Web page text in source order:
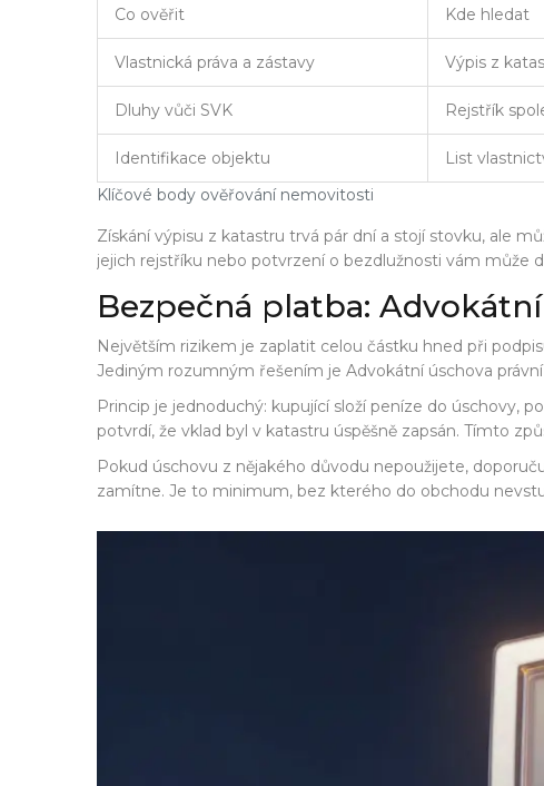
Klíčové body ověřování nemovitosti
Co ověřit Kde hledat
Vlastnická práva a zástavy Výpis z
Dluhy vůči SVK Rejstřík
Identifikace objektu List
Získání výpisu z katastru trvá pár dní a stojí stovku, ale
jejich rejstříku nebo potvrzení o bezdlužnosti vám může
Bezpečná platba:
Největším rizikem je zaplatit celou částku hned při
Jediným rozumným řešením je Advokátní úschova
Princip je jednoduchý: kupující složí peníze do úschovy,
potvrdí, že vklad byl v katastru úspěšně zapsán. Tímto
Pokud úschovu z nějakého důvodu nepoužijete,
zamítne. Je to minimum, bez kterého do obchodu